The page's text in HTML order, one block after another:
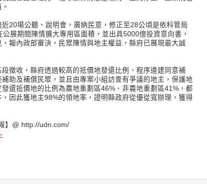
20場公聽、說明會，廣納民意，修正至28公頃是依科管局
展期間陳情擴大專用區面積，並出具5000億投資意向書，
報內政部審決，民眾陳情與地主權益，縣府已展現最大誠
徵收，縣府透過較高的抵價地發還比例、程序違建同意補
助及補償民眾，並且由專案小組訪查有爭議的地主，保護地
還抵價地的比例為農地重劃區46%、非農地重劃區41%，都
因此獲地主98%的領地率，證明縣政府從優從寬辦理，獲得
】@ http://udn.com/